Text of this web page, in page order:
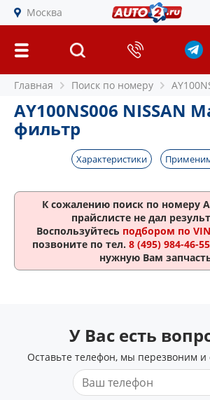
Москва
Главная Поиск по номеру
AY100NS006 NISSAN
фильтр
Характеристики
К сожалению поиск по номеру
прайслисте не дал
Воспользуйтесь подбором по
позвоните по тел. 8 (495) 984-46-55
нужную Вам
У Вас есть
Оставьте телефон, мы перезвоним и